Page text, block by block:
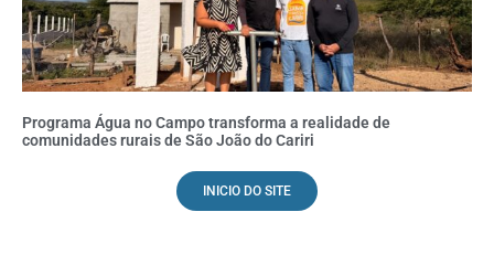
Programa Água no Campo transforma a realidade de
comunidades rurais de São João do Cariri
INICIO DO SITE